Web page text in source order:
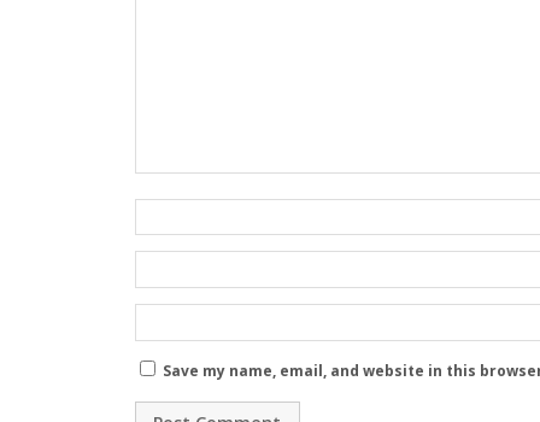
Save my name, email, and website in this